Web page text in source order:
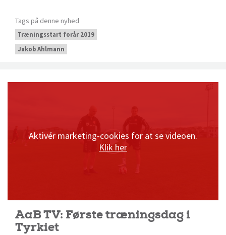
Tags på denne nyhed
Træningsstart forår 2019
Jakob Ahlmann
Aktivér marketing-cookies for at se videoen.
Klik her
AaB TV: Første træningsdag i
Tyrkiet